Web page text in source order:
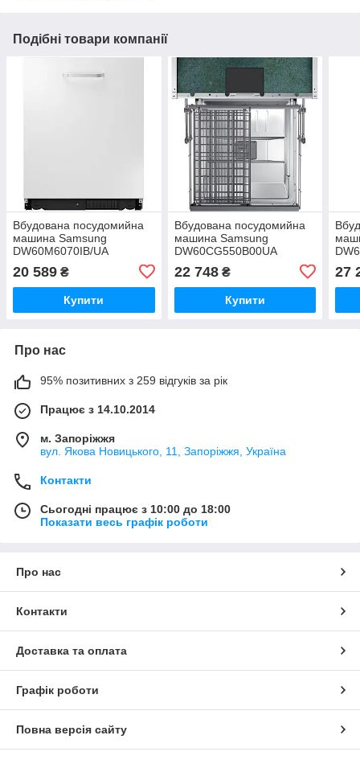
Подібні товари компанії
Вбудована посудомийна
машина Samsung
DW60M6070IB/UA
20 589 ₴
Купити
Вбудована посудомийна
машина Samsung
DW60CG550B00UA
22 748₴
Купити
27
Про нас
95% позитивних з 259 відгуків за рік
Працює з 14.10.2014
м. Запоріжжя
вул. Якова Новицького, 11, Запоріжжя, Україна
Контакти
Сьогодні працює з 10:00 до 18:00
Показати весь графік роботи
Про нас
Контакти
Доставка та оплата
Графік роботи
Повна версія сайту